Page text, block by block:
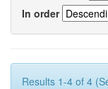
In order
Results 1-4 of 4